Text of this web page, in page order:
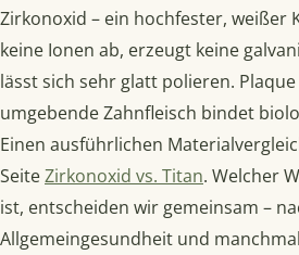
Zirkonoxid – ein hochfester, weißer
keine Ionen ab, erzeugt keine
lässt sich sehr glatt polieren.
umgebende Zahnfleisch bindet
Einen ausführlichen
SeiteZirkonoxid vs. Titan. Welcher
ist, entscheiden wir gemeinsam –
Allgemeingesundheit und